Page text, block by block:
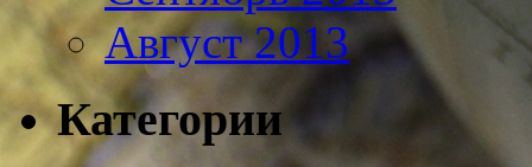
Август 2013
Категории